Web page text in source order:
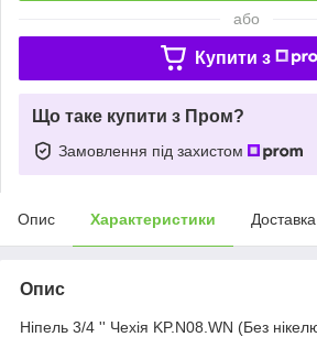
або
Купити з
Що таке купити з Пром?
Замовлення під захистом
Опис Характеристики Доставка
Опис
Ніпель 3/4 '' Чехія KP.N08.WN (Без